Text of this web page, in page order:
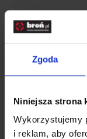
Zgoda
Niniejsza strona
Wykorzystujemy
i reklam, aby
Wysokiej
Dobry
Drop-point